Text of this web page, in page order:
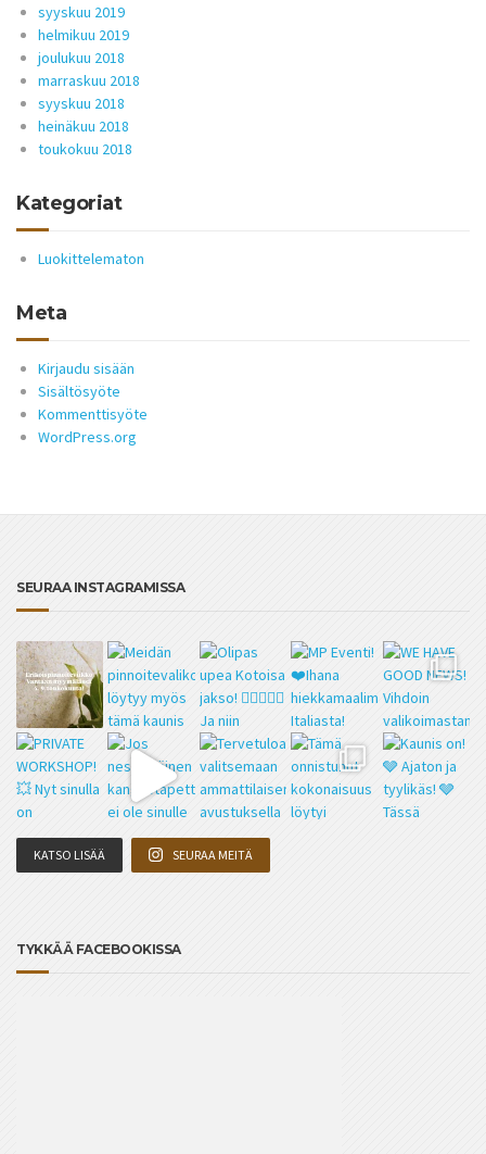
syyskuu 2019
helmikuu 2019
joulukuu 2018
marraskuu 2018
syyskuu 2018
heinäkuu 2018
toukokuu 2018
Kategoriat
Luokittelematon
Meta
Kirjaudu sisään
Sisältösyöte
Kommenttisyöte
WordPress.org
SEURAA INSTAGRAMISSA
KATSO LISÄÄ SEURAA MEITÄ
TYKKÄÄ FACEBOOKISSA